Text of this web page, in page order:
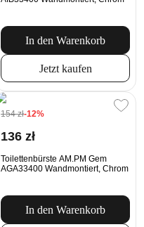
In den Warenkorb
Jetzt kaufen
154 zł-12%
136 zł
Toilettenbürste AM.PM Gem
AGA33400 Wandmontiert, Chrom
In den Warenkorb